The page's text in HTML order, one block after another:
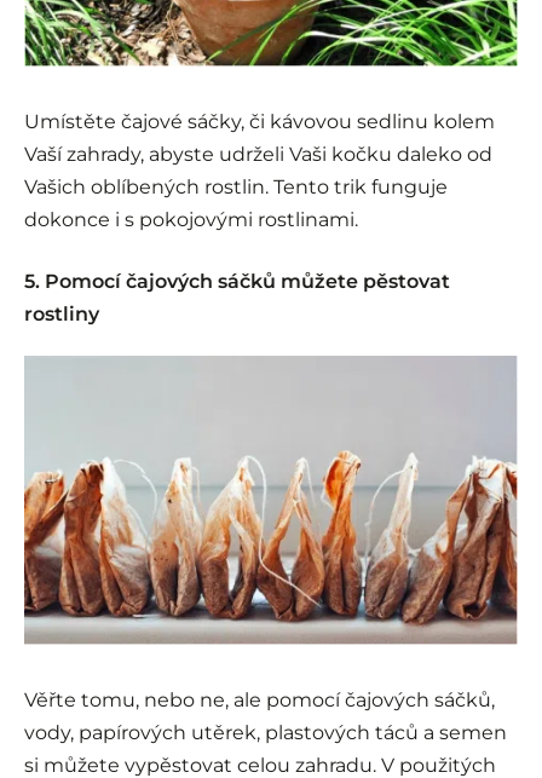
Umístěte čajové sáčky, či kávovou sedlinu kolem
Vaší zahrady, abyste udrželi Vaši kočku daleko od
Vašich oblíbených rostlin. Tento trik funguje
dokonce i s pokojovými rostlinami.
5. Pomocí čajových sáčků můžete pěstovat
rostliny
Věřte tomu, nebo ne, ale pomocí čajových sáčků,
vody, papírových utěrek, plastových táců a semen
si můžete vypěstovat celou zahradu. V použitých